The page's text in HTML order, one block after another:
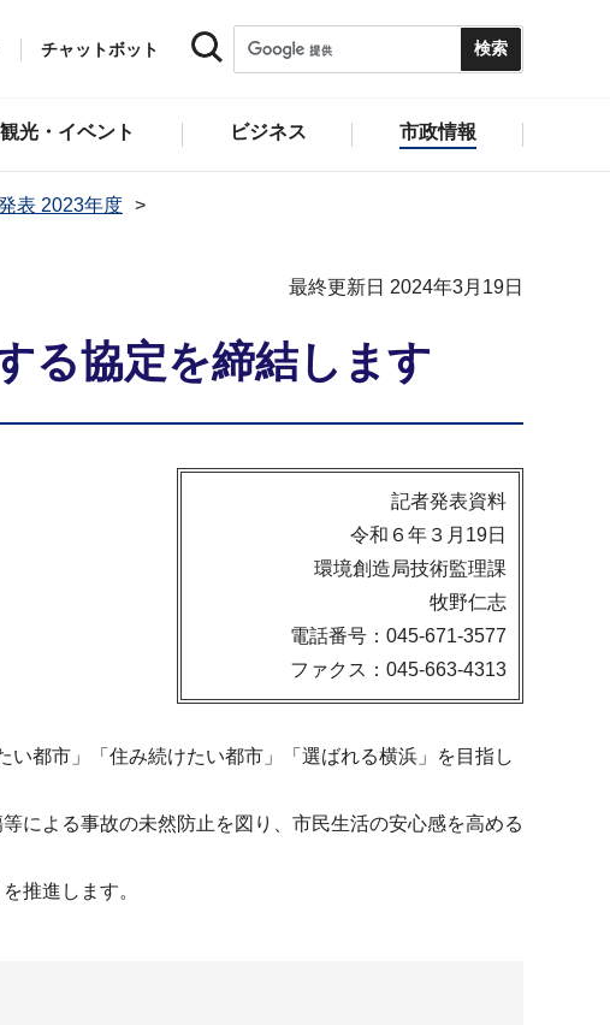
チャットボット
観光・イベント ビジネス 市政情報
表 2023年度
最終更新日 2024年3月19日
る協定を締結します
記者発表資料
令和６年３月19日
環境創造局技術監理課
牧野仁志
電話番号：045-671-3577
ファクス：045-663-4313
都市」「住み続けたい都市」「選ばれる横浜」を目指し
による事故の未然防止を図り、市民生活の安心感を高める
推進します。